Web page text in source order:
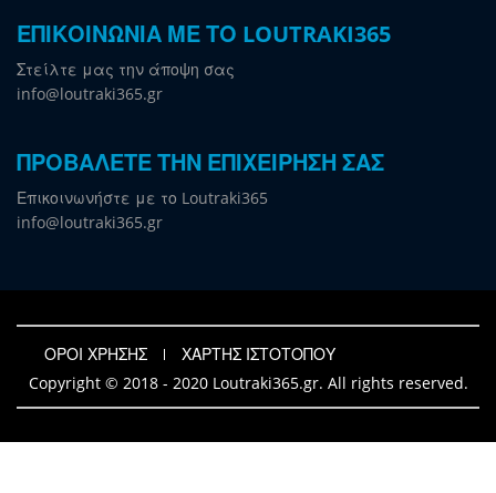
ΕΠΙΚΟΙΝΩΝΙΑ ΜΕ ΤΟ LOUTRAKI365
Στείλτε μας την άποψη σας
info@loutraki365.gr
ΠΡΟΒΑΛΕΤΕ ΤΗΝ ΕΠΙΧΕΙΡΗΣΗ ΣΑΣ
Επικοινωνήστε με το Loutraki365
info@loutraki365.gr
ΟΡΟΙ ΧΡΗΣΗΣ
ΧΑΡΤΗΣ ΙΣΤΟΤΟΠΟΥ
Copyright © 2018 - 2020 Loutraki365.gr. All rights reserved.